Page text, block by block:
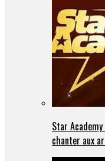
Star
chanter aux